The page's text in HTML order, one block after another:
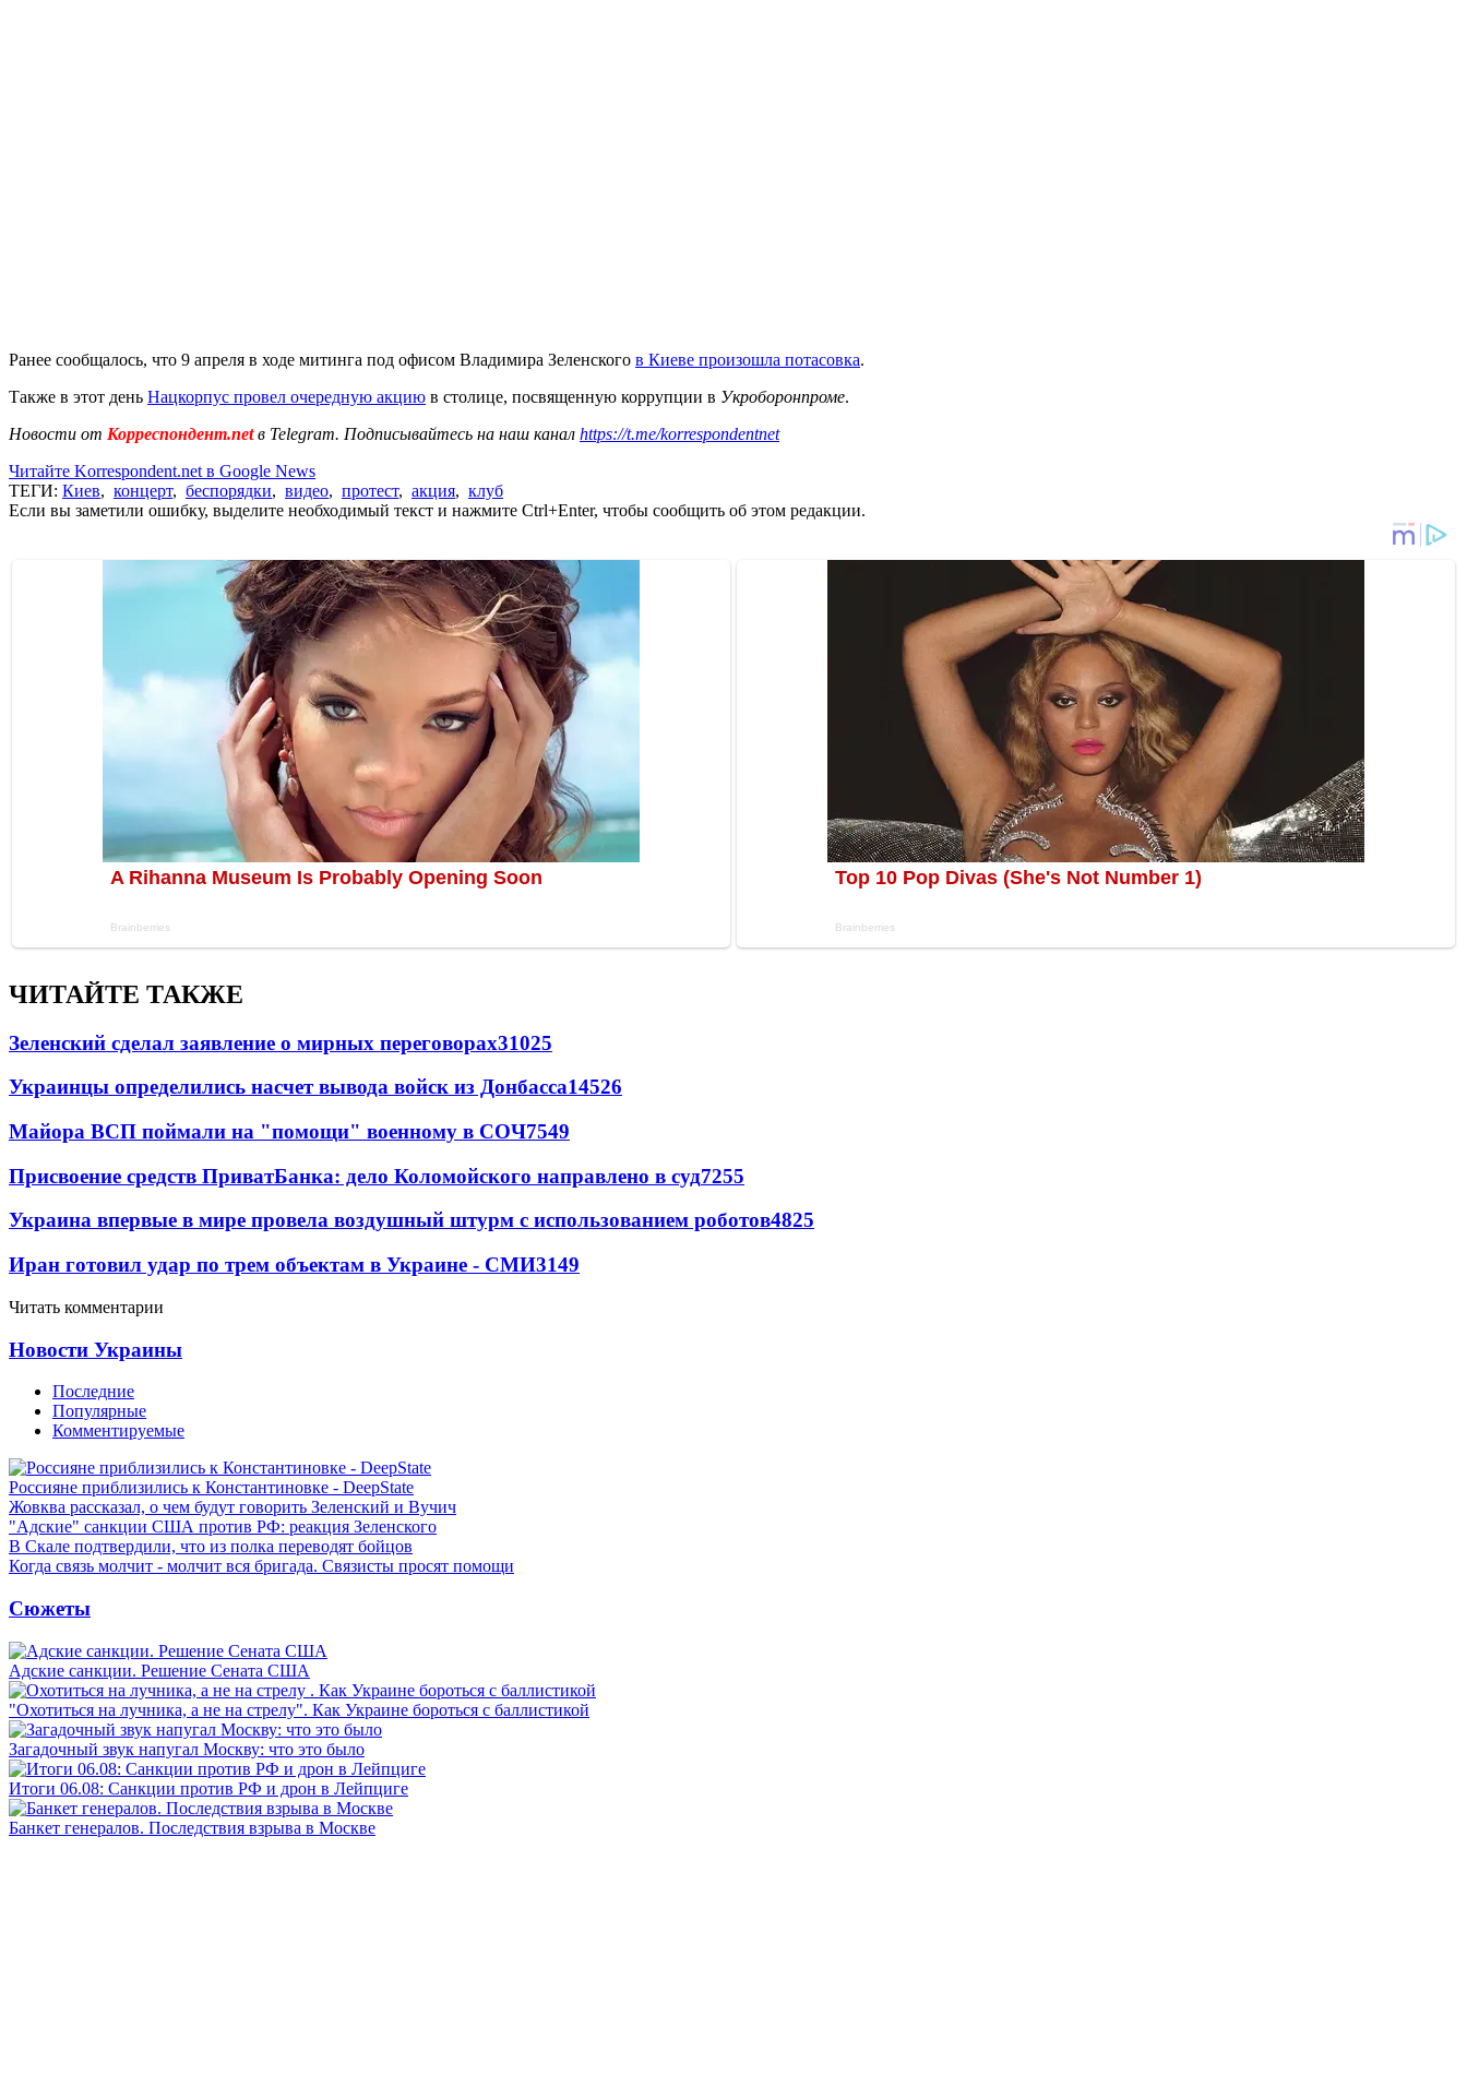
Ранее сообщалось, что 9 апреля в ходе митинга под офисом Владимира Зеленского в Киеве произошла потасовка.
Также в этот день Нацкорпус провел очередную акцию в столице, посвященную коррупции в Укроборонпроме.
Новости от Корреспондент.netв Telegram. Подписывайтесь на наш канал https://t.me/korrespondentnet
Читайте Korrespondent.net в Google News
ТЕГИ: Киев, концерт, беспорядки, видео, протест, акция, клуб
Если вы заметили ошибку, выделите необходимый текст и нажмите Ctrl+Enter, чтобы сообщить об этом редакции.
ЧИТАЙТЕ ТАКЖЕ
Зеленский сделал заявление о мирных переговорах31025
Украинцы определились насчет вывода войск из Донбасса14526
Майора ВСП поймали на "помощи" военному в СОЧ7549
Присвоение средств ПриватБанка: дело Коломойского направлено в суд7255
Украина впервые в мире провела воздушный штурм с использованием роботов4825
Иран готовил удар по трем объектам в Украине - СМИ3149
Читать комментарии
Новости Украины
Последние
Популярные
Комментируемые
Россияне приблизились к Константиновке - DeepState
Жовква рассказал, о чем будут говорить Зеленский и Вучич
"Адские" санкции США против РФ: реакция Зеленского
В Скале подтвердили, что из полка переводят бойцов
Когда связь молчит - молчит вся бригада. Связисты просят помощи
Сюжеты
Адские санкции. Решение Сената США
"Охотиться на лучника, а не на стрелу". Как Украине бороться с баллистикой
Загадочный звук напугал Москву: что это было
Итоги 06.08: Санкции против РФ и дрон в Лейпциге
Банкет генералов. Последствия взрыва в Москве